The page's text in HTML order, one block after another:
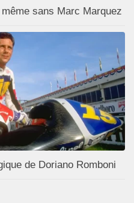
sans Marc Marquez
de Doriano Romboni